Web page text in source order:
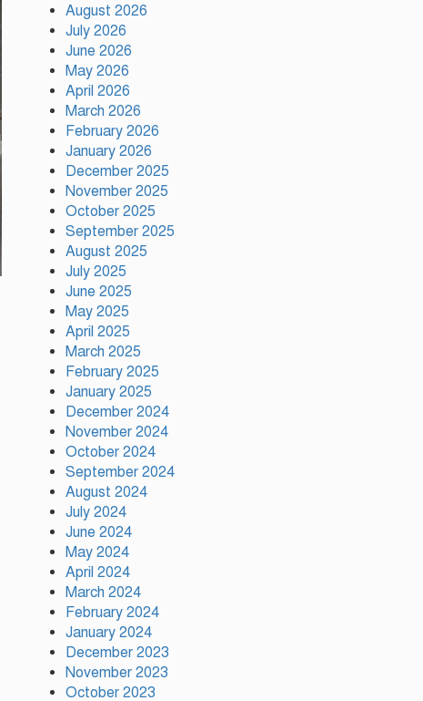
সভাপতি ডাঃ মফিজুল ইসলাম (সুমন) মোতাওয়াল্লী/
সেক্রেটারী
মুখোমুখি সংঘর্ষে নিহত ৮
August 2026
July 2026
June 2026
May 2026
April 2026
March 2026
February 2026
January 2026
December 2025
November 2025
October 2025
September 2025
August 2025
July 2025
June 2025
May 2025
April 2025
March 2025
February 2025
January 2025
December 2024
November 2024
October 2024
September 2024
August 2024
July 2024
June 2024
May 2024
April 2024
March 2024
February 2024
January 2024
December 2023
November 2023
October 2023